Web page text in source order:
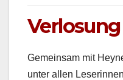
Verlosung
Gemein­sam mit
unter allen